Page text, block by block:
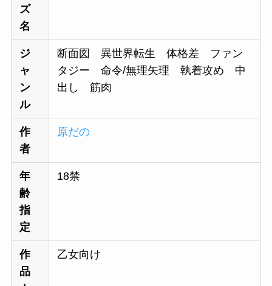
ズ
名
ジ
ャ
ン
ル
断面図 異世界転生 体格差 ファン
タジー 命令/無理矢理 執着攻め 中
出し 筋肉
作
者
原だの
年
齢
指
定
18禁
作
品
乙女向け